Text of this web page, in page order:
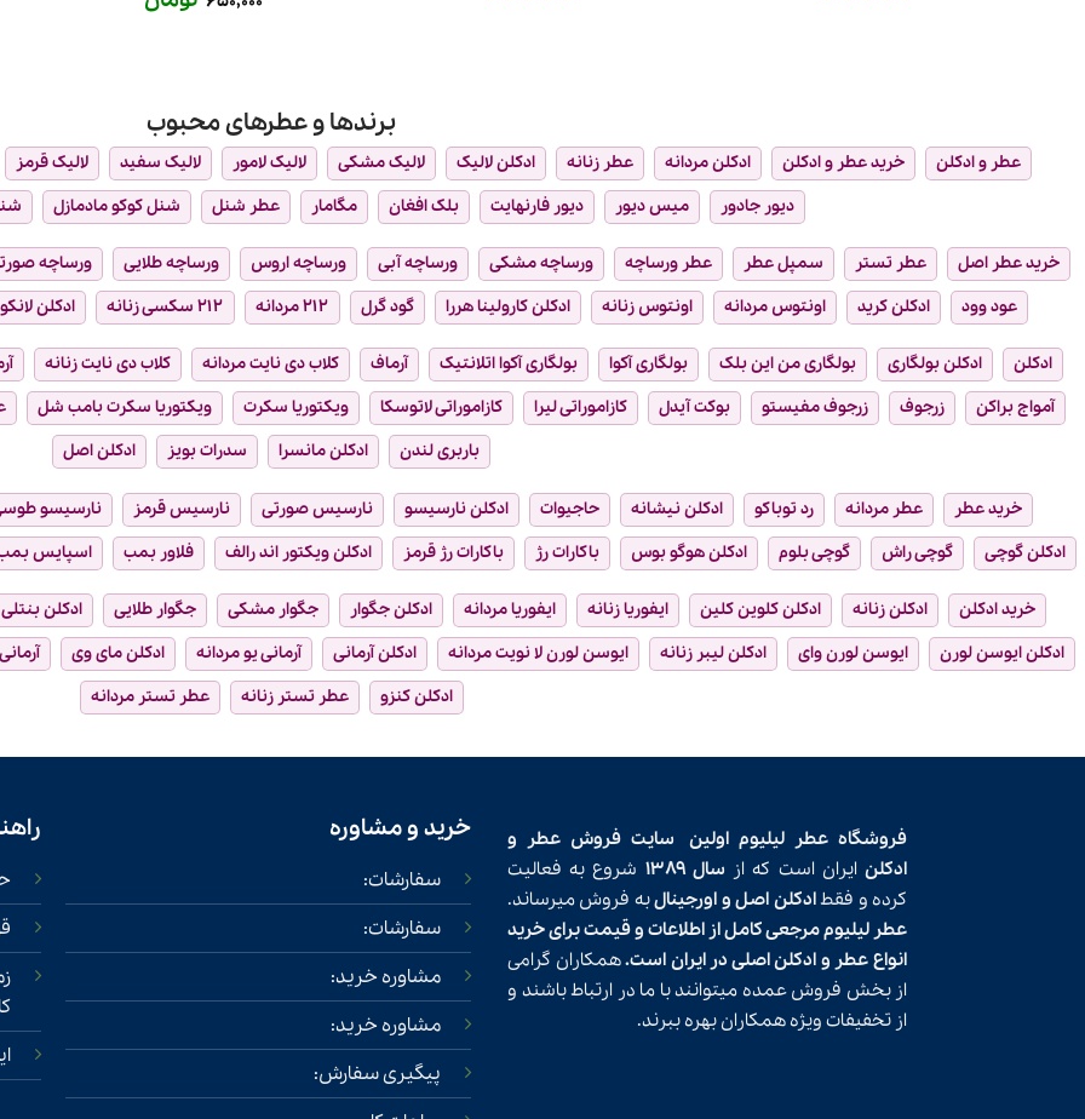
برندها و عطرهای محبوب
عطر و ادکلن خرید عطر و ادکلن ادکلن مردانه عطر زنانه ادکلن لالیک لالیک مشکی لالیک لامور لالیک سفید لالیک قرمز
دیور جادور
میس دیور دیور فارنهایت بلک افغان مگامار عطر شنل شنل کوکو مادمازل
خرید عطر اصل عطر تستر سمپل عطر عطر ورساچه ورساچه مشکی ورساچه آبی ورساچه اروس ورساچه طلایی ورساچه
عود وود
ادکلن کرید اونتوس مردانه اونتوس زنانه ادکلن کارولینا هررا گود گرل ۲۱۲ مردانه ۲۱۲ سکسی زنانه ادکلن
ادکلن ادکلن بولگاری بولگاری من این بلک بولگاری آکوا بولگاری آکوا اتلانتیک آرماف کلاب دی نایت مردانه کلاب دی نایت زنانه
آمواج براکن
زرجوف زرجوف مفیستو بوکت آیدل کازاموراتی لیرا کازاموراتی لاتوسکا ویکتوریا سکرت ویکتوریا سکرت بامب شل
باربری لندن
ادکلن مانسرا سدرات بویز ادکلن اصل
خرید عطر عطر مردانه رد توباکو ادکلن نیشانه حاجیوات ادکلن نارسیسو نارسیس صورتی نارسیس قرمز نارسیسو
ادکلن گوچی
گوچی راش گوچی بلوم ادکلن هوگو بوس باکارات رژ باکارات رژ قرمز ادکلن ویکتور اند رالف فلاور بمب اسپایس
خرید ادکلن ادکلن زنانه ادکلن کلوین کلین ایفوریا زنانه ایفوریا مردانه ادکلن جگوار جگوار مشکی جگوار طلایی ادکلن بنتلی
ادکلن ایوسن لورن
ایوسن لورن وای ادکلن لیبر زنانه ایوسن لورن لا نویت مردانه ادکلن آرمانی آرمانی یو مردانه ادکلن مای وی
ادکلن کنزو
عطر تستر زنانه عطر تستر مردانه
فروشگاه عطر لیلیوم اولین
سایت فروش عطر و
ادکلنایران است که از سال ۱۳۸۹
شروع به فعالیت
کرده و فقطادکلن اصل و اورجینالبه فروش میرساند.
عطر لیلیوم مرجعی کامل از اطلاعات و قیمت برای خرید
انواع عطر و ادکلن اصلی در ایران است.همکاران گرامی
از بخش فروش عمده میتوانند با ما در ارتباط باشند و
از تخفیفات ویژه همکاران بهره ببرند.
خرید و مشاوره
سفارشات:
سفارشات:
مشاوره خرید:
مشاوره خرید:
پیگیری سفارش: